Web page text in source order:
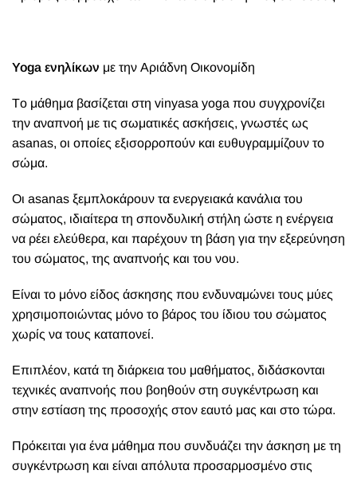
Yoga ενηλίκων με την Αριάδνη Οικονομίδη
Tο μάθημα βασίζεται στη vinyasa yoga που συγχρονίζει
την αναπνοή με τις σωματικές ασκήσεις, γνωστές ως
asanas, οι οποίες εξισορροπούν και ευθυγραμμίζουν το
σώμα.
Οι asanas ξεμπλοκάρουν τα ενεργειακά κανάλια του
σώματος, ιδιαίτερα τη σπονδυλική στήλη ώστε η ενέργεια
να ρέει ελεύθερα, και παρέχουν τη βάση για την εξερεύνηση
του σώματος, της αναπνοής και του νου.
Είναι το μόνο είδος άσκησης που ενδυναμώνει τους μύες
χρησιμοποιώντας μόνο το βάρος του ίδιου του σώματος
χωρίς να τους καταπονεί.
Επιπλέον, κατά τη διάρκεια του μαθήματος, διδάσκονται
τεχνικές αναπνοής που βοηθούν στη συγκέντρωση και
στην εστίαση της προσοχής στον εαυτό μας και στο τώρα.
Πρόκειται για ένα μάθημα που συνδυάζει την άσκηση με τη
συγκέντρωση και είναι απόλυτα προσαρμοσμένο στις